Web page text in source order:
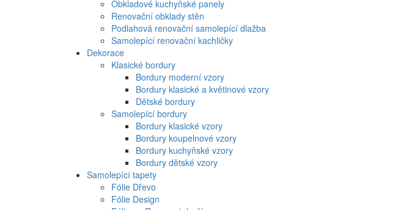
Obkladové kuchyňské panely
Renovační obklady stěn
Podlahová renovační samolepící dlažba
Samolepící renovační kachličky
Dekorace
Klasické bordury
Bordury moderní vzory
Bordury klasické a květinové vzory
Dětské bordury
Samolepící bordury
Bordury klasické vzory
Bordury koupelnové vzory
Bordury kuchyňské vzory
Bordury dětské vzory
Samolepící tapety
Fólie Dřevo
Fólie Design